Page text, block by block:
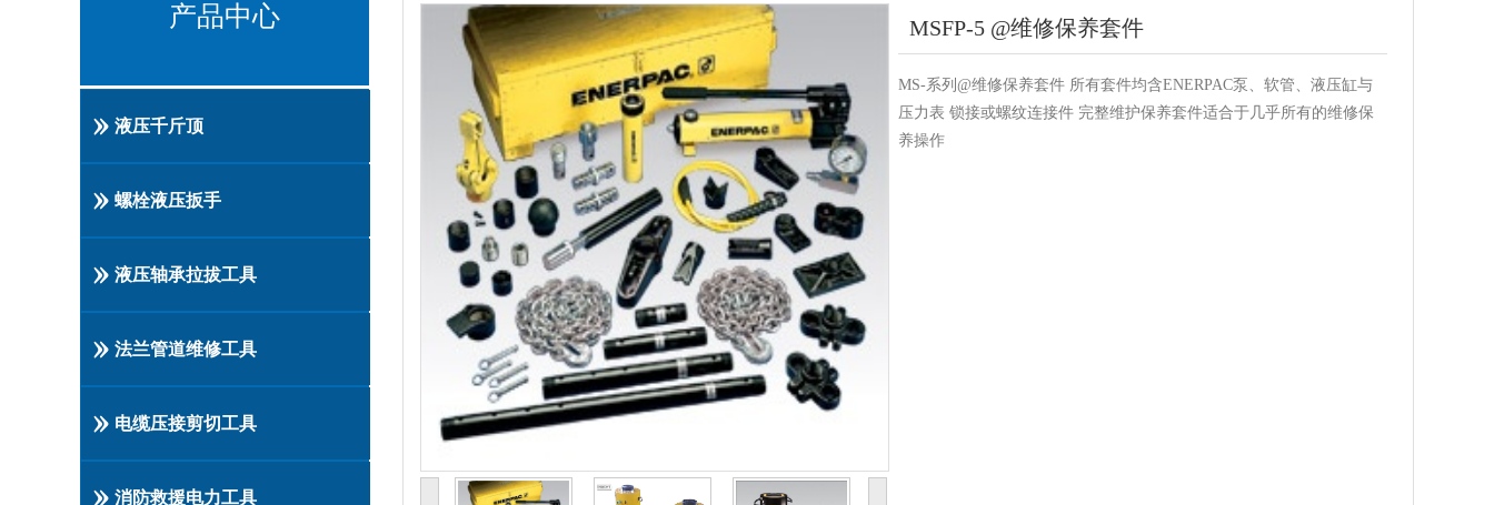
产品中心
液压千斤顶
螺栓液压扳手
液压轴承拉拔工具
法兰管道维修工具
电缆压接剪切工具
消防救援电力工具
MSFP-5 @维修保养套件
MS-系列@维修保养套件 所有套件均含ENERPAC泵、软管、液压缸与
压力表 锁接或螺纹连接件 完整维护保养套件适合于几乎所有的维修保
养操作